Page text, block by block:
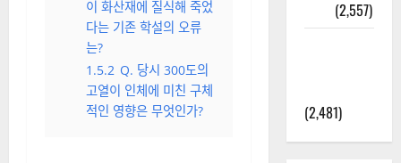
이 화산재에 질식해 죽었
다는 기존 학설의 오류
는?
1.5.2 Q. 당시 300도의
고열이 인체에 미친 구체
적인 영향은 무엇인가?
(2,557)
(2,481)